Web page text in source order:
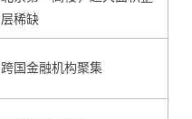
层稀缺
跨国金融机构聚集